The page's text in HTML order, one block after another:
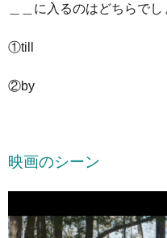
＿＿に入るのはどちらでし
①till
②by
映画のシーン